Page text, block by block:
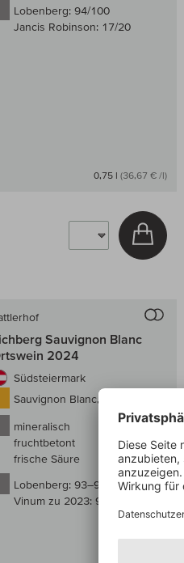
Lobenberg: 94/100
Jancis Robinson: 17/20
0,75 l (36,67 € /l)
In
Sauvignon Blanc
2024
Südsteiermark
Sauvignon Blanc, trocken
mineralisch
fruchtbetont
frische Säure
Lobenberg: 93–94/100
Vinum zu 2023: 94/100